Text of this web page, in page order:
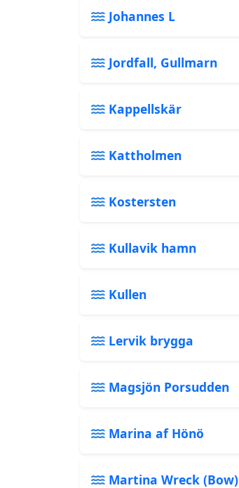
Johannes L
Jordfall, Gullmarn
Kappellskär
Kattholmen
Kostersten
Kullavik hamn
Kullen
Lervik brygga
Magsjön Porsudden
Marina af Hönö
Martina Wreck (Bow)